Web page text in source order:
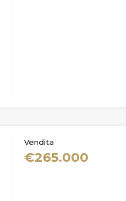
Vendita
€265.000